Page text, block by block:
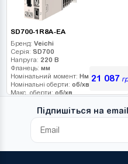
SD700-1R8A-EA
Бренд: Veichi
Серія: SD700
Напруга: 220 В
Фланець: мм
Номінальний момент: Нм
Номінальні оберти: об/хв
Макс. оберти: об/хв
21 087
Підпишіться на